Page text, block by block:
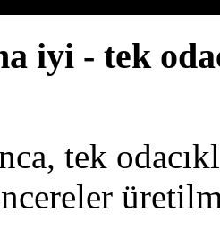
iyi - tek
tek